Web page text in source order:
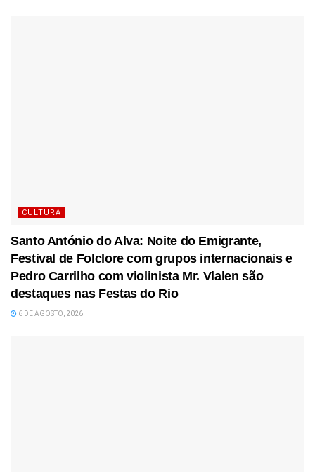
CULTURA
Santo António do Alva: Noite do Emigrante,
Festival de Folclore com grupos internacionais e
Pedro Carrilho com violinista Mr. Vlalen são
destaques nas Festas do Rio
6 DE AGOSTO, 2026